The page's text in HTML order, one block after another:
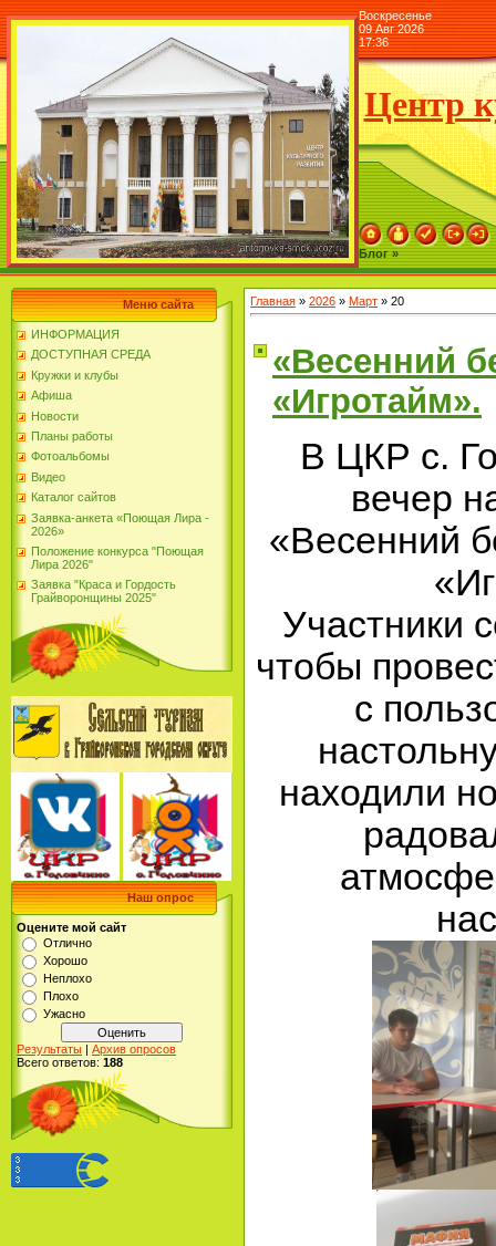
Воскресенье
09 Авг 2026
17:36
Центр
Блог »
Меню сайта
ИНФОРМАЦИЯ
ДОСТУПНАЯ СРЕДА
Кружки и клубы
Афиша
Новости
Планы работы
Фотоальбомы
Видео
Каталог сайтов
Заявка-анкета «Поющая Лира -
2026»
Положение конкурса "Поющая
Лира 2026"
Заявка "Краса и Гордость
Грайворонщины 2025"
Наш опрос
Оцените мой сайт
Отлично
Хорошо
Неплохо
Плохо
Ужасно
Результаты | Архив опросов
Всего ответов: 188
Главная » 2026 » Март » 20
«Весенний
«Игротайм».
В ЦКР с.
вечер
«Весенний
Участники
чтобы
с
находили